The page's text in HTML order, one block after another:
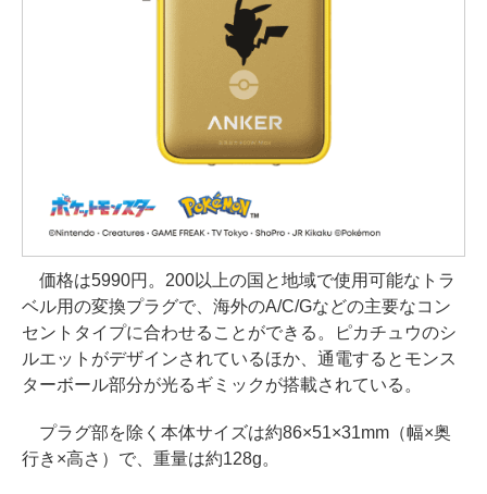
価格は5990円。200以上の国と地域で使用可能なトラ
ベル用の変換プラグで、海外のA/C/Gなどの主要なコン
セントタイプに合わせることができる。ピカチュウのシ
ルエットがデザインされているほか、通電するとモンス
ターボール部分が光るギミックが搭載されている。
プラグ部を除く本体サイズは約86×51×31mm（幅×奥
行き×高さ）で、重量は約128g。